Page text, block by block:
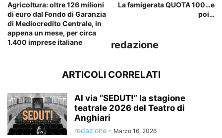
Agricoltura: oltre 126 milioni
di euro dal Fondo di Garanzia
di Mediocredito Centrale, in
appena un mese, per circa
1.400 imprese italiane
La famigerata QUOTA 100…e
poi…
redazione
ARTICOLI CORRELATI
Al via “SEDUT!” la stagione
teatrale 2026 del Teatro di
Anghiari
redazione - Marzo 16, 2026